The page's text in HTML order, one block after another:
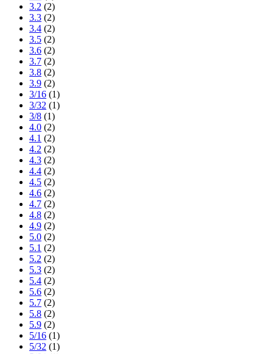
3.2 (2)
3.3 (2)
3.4 (2)
3.5 (2)
3.6 (2)
3.7 (2)
3.8 (2)
3.9 (2)
3/16 (1)
3/32 (1)
3/8 (1)
4.0 (2)
4.1 (2)
4.2 (2)
4.3 (2)
4.4 (2)
4.5 (2)
4.6 (2)
4.7 (2)
4.8 (2)
4.9 (2)
5.0 (2)
5.1 (2)
5.2 (2)
5.3 (2)
5.4 (2)
5.6 (2)
5.7 (2)
5.8 (2)
5.9 (2)
5/16 (1)
5/32 (1)